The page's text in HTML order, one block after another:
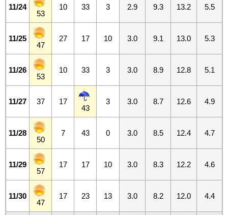
11/24
53
10 33 3 2.9 9.3 13.2 5.5
11/25
47
27 17 10 3.0 9.1 13.0 5.3
11/26
53
10 33 3 3.0 8.9 12.8 5.1
11/27 37 17
43
3 3.0 8.7 12.6 4.9
11/28
50
7 43 0 3.0 8.5 12.4 4.7
11/29
57
17 17 10 3.0 8.3 12.2 4.6
11/30
47
17 23 13 3.0 8.2 12.0 4.4